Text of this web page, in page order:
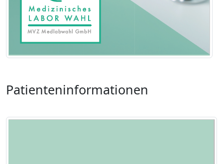
Patienteninformationen